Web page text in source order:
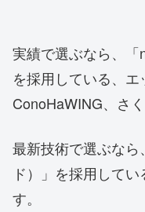
実績で選ぶなら、「
を採用している、エ
ConoHaWING、さ
最新技術で選ぶな
ド）」を採用して
す。